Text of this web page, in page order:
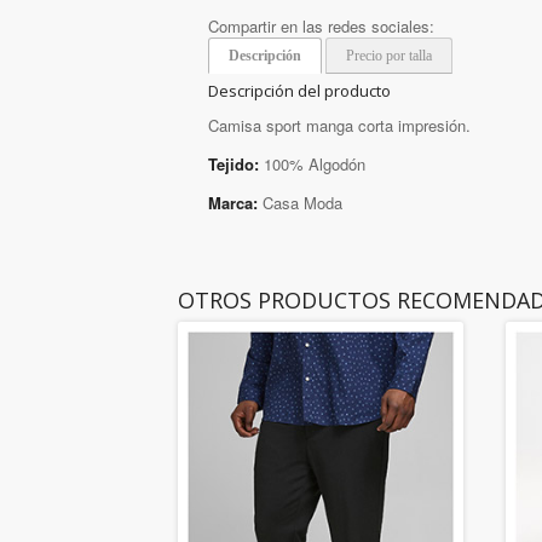
Compartir en las redes sociales:
Descripción Precio por talla
Descripción del producto
Camisa sport manga corta impresión.
Tejido: 100% Algodón
Marca: Casa Moda
OTROS PRODUCTOS